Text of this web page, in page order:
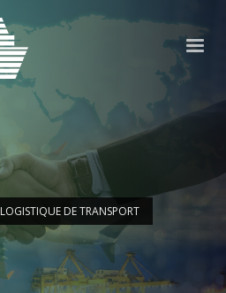
LOGISTIQUE DE TRANSPORT